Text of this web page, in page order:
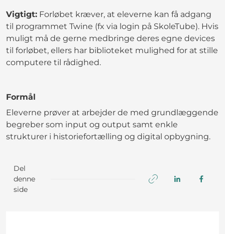
Vigtigt: Forløbet kræver, at eleverne kan få adgang
til programmet Twine (fx via login på SkoleTube). Hvis
muligt må de gerne medbringe deres egne devices
til forløbet, ellers har biblioteket mulighed for at stille
computere til rådighed.
Formål
Eleverne prøver at arbejder de med grundlæggende
begreber som input og output samt enkle
strukturer i historiefortælling og digital opbygning.
Del
denne
side